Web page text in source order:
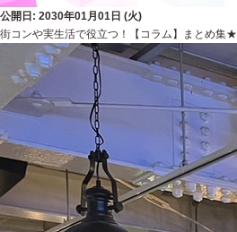
公開日: 2030年01月01日 (火)
街コンや実生活で役立つ！【コラム】まとめ集★